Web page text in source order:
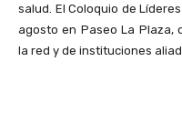
salud. El Coloquio de
agosto en Paseo La Plaza,
la red y de instituciones